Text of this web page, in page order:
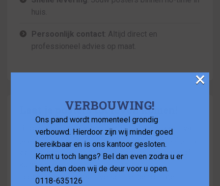
huis.
Persoonlijk contact: Altijd direct en
professioneel advies op maat.
Laat je posters tot leven komen!
Bij ons kun je jouw eigen posters laten drukken, van
jouw ontwerp of door ons voor jou gemaakt. Of je nu
een persoonlijke boodschap, bedrijfsinformatie of
kunstwerk wilt afdrukken, wij zorgen voor
hoogwaardige prints in verschillende formaten.
VERBOUWING!
Ons pand wordt momenteel grondig
verbouwd. Hierdoor zijn wij minder goed
bereikbaar en is ons kantoor gesloten.
Komt u toch langs? Bel dan even zodra u er
bent, dan doen wij de deur voor u open.
0118-635126
×